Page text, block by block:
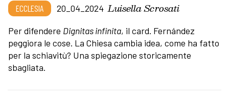
ECCLESIA 20_04_2024 Luisella Scrosati
Per difendere Dignitas infinita, il card. Fernández
peggiora le cose. La Chiesa cambia idea, come ha fatto
per la schiavitù? Una spiegazione storicamente
sbagliata.